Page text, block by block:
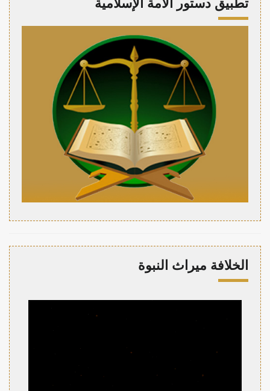
تطبيق دستور الأمة الإسلامية
الخلافة ميراث النبوة